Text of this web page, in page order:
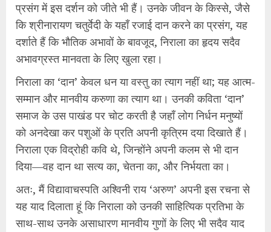
प्रसंग में इस दर्शन को जीते भी हैं। उनके जीवन के किस्से, जैसे
कि श्रीनारायण चतुर्वेदी के यहाँ रजाई दान करने का प्रसंग, यह
दर्शाते हैं कि भौतिक अभावों के बावजूद, निराला का हृदय सदैव
अभावग्रस्त मानवता के लिए खुला रहा।
निराला का ‘दान’ केवल धन या वस्तु का त्याग नहीं था; यह आत्म-
सम्मान और मानवीय करुणा का त्याग था। उनकी कविता ‘दान’
समाज के उस पाखंड पर चोट करती है जहाँ लोग निर्धन मनुष्यों
को अनदेखा कर पशुओं के प्रति अपनी कृत्रिम दया दिखाते हैं।
निराला एक विद्रोही कवि थे, जिन्होंने अपनी कलम से भी दान
दिया—वह दान था सत्य का, चेतना का, और निर्भयता का।
अतः, मैं विद्यावाचस्पति अश्विनी राय ‘अरुण’ अपनी इस रचना से
यह याद दिलाता हूं कि निराला को उनकी साहित्यिक प्रतिभा के
साथ-साथ उनके असाधारण मानवीय गुणों के लिए भी सदैव याद